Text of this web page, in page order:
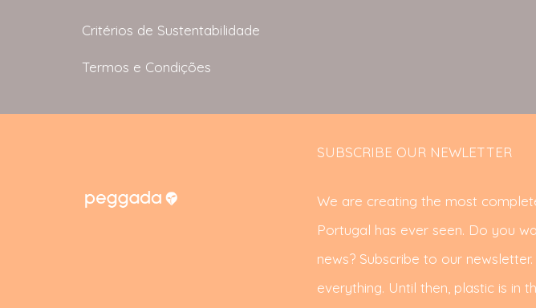
Critérios de Sustentabilidade
Termos e Condições
SUBSCRIBE OUR NEWLETTER
We are creating the most
Portugal has ever seen. Do you
news? Subscribe to our
everything. Until then, plastic is in